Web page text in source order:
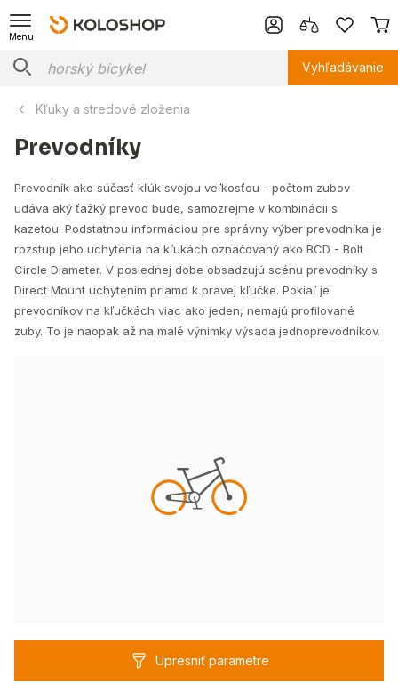
Menu
Vyhľadávanie
Kľuky a stredové zloženia
Prevodníky
Prevodník ako súčasť kľúk svojou veľkosťou - počtom zubov
udáva aký ťažký prevod bude, samozrejme v kombinácii s
kazetou. Podstatnou informáciou pre správny výber prevodníka je
rozstup jeho uchytenia na kľukách označovaný ako BCD - Bolt
Circle Diameter. V poslednej dobe obsadzujú scénu prevodníky s
Direct Mount uchytením priamo k pravej kľučke. Pokiaľ je
prevodníkov na kľučkách viac ako jeden, nemajú profilované
zuby. To je naopak až na malé výnimky výsada jednoprevodníkov.
Upresniť parametre